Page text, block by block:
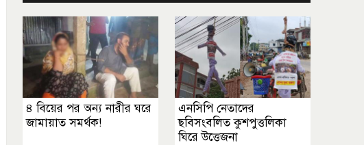
৪ বিয়ের পর অন্য নারীর ঘরে
জামায়াত সমর্থক!
এনসিপি নেতাদের
ছবিসংবলিত কুশপুত্তলিকা
ঘিরে উত্তেজনা